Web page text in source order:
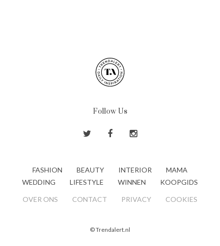
Follow Us
FASHION BEAUTY INTERIOR
MAMA
WEDDING
LIFESTYLE WINNEN KOOPGIDS
OVER ONS CONTACT PRIVACY COOKIES
© Trendalert.nl